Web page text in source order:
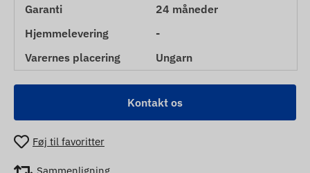
Garanti
24 måneder
Hjemmelevering
-
Varernes placering
Ungarn
Kontakt os
Føj til favoritter